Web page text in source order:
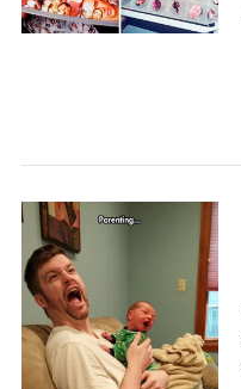
r
h
f
o
r
: